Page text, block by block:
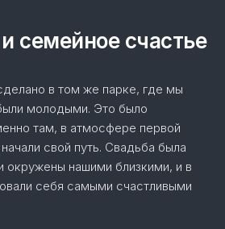
семейное счастье
в том же парке, где мы
молодыми. Это было
там, в атмосфере первой
свой путь. Свадьба была
окружены нашими близкими, и в
себя самыми счастливыми